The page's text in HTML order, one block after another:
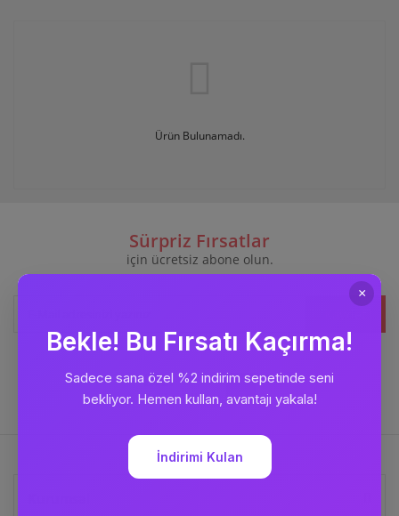
Ürün Bulunamadı.
Sürpriz Fırsatlar
için ücretsiz abone olun.
Bizi
Takip Edin